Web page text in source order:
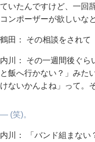
ていたんですけど、一回
コンポーザーが欲しいな
鶴田： その相談をされて
内川： その一週間後ぐら
と飯へ行かない？」みた
けないかんよね」って。
― (笑)。
内川： 「バンド組まな